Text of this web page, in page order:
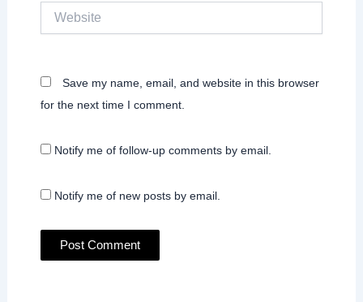
Save my name, email, and website in this browser
for the next time I comment.
Notify me of follow-up comments by email.
Notify me of new posts by email.